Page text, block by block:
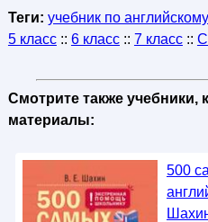
Теги: учебник по
5 класс:: 6 класс:: 7 класс::
Смотрите также учебники,
материалы:
500